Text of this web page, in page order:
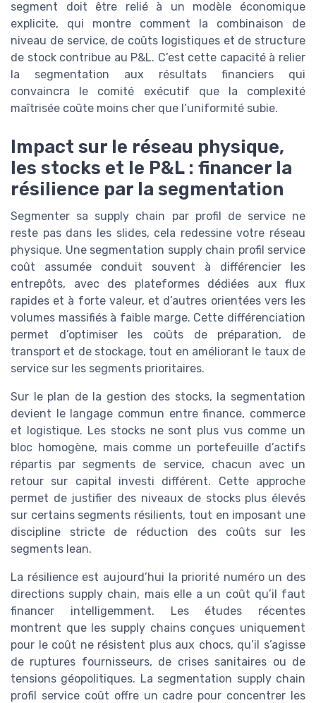
segment doit être relié à un modèle économique
explicite, qui montre comment la combinaison de
niveau de service, de coûts logistiques et de structure
de stock contribue au P&L. C’est cette capacité à relier
la segmentation aux résultats financiers qui
convaincra le comité exécutif que la complexité
maîtrisée coûte moins cher que l’uniformité subie.
Impact sur le réseau physique,
les stocks et le P&L : financer la
résilience par la segmentation
Segmenter sa supply chain par profil de service ne
reste pas dans les slides, cela redessine votre réseau
physique. Une segmentation supply chain profil service
coût assumée conduit souvent à différencier les
entrepôts, avec des plateformes dédiées aux flux
rapides et à forte valeur, et d’autres orientées vers les
volumes massifiés à faible marge. Cette différenciation
permet d’optimiser les coûts de préparation, de
transport et de stockage, tout en améliorant le taux de
service sur les segments prioritaires.
Sur le plan de la gestion des stocks, la segmentation
devient le langage commun entre finance, commerce
et logistique. Les stocks ne sont plus vus comme un
bloc homogène, mais comme un portefeuille d’actifs
répartis par segments de service, chacun avec un
retour sur capital investi différent. Cette approche
permet de justifier des niveaux de stocks plus élevés
sur certains segments résilients, tout en imposant une
discipline stricte de réduction des coûts sur les
segments lean.
La résilience est aujourd’hui la priorité numéro un des
directions supply chain, mais elle a un coût qu’il faut
financer intelligemment. Les études récentes
montrent que les supply chains conçues uniquement
pour le coût ne résistent plus aux chocs, qu’il s’agisse
de ruptures fournisseurs, de crises sanitaires ou de
tensions géopolitiques. La segmentation supply chain
profil service coût offre un cadre pour concentrer les